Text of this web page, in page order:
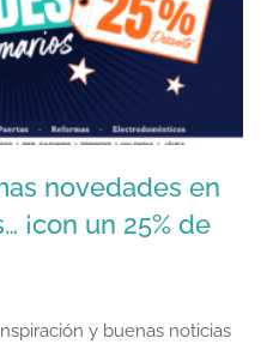
novedades en
¡con un 25% de
novedades en
¡con un 25% de
y buenas noticias